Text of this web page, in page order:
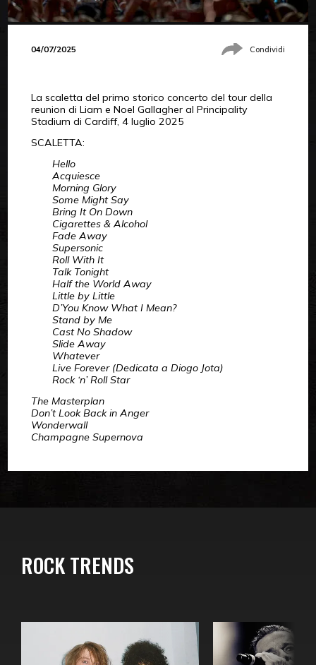
04/07/2025 Condividi
La scaletta del primo storico concerto del tour della
reunion di Liam e Noel Gallagher al Principality
Stadium di Cardiff, 4 luglio 2025
SCALETTA:
Hello
Acquiesce
Morning Glory
Some Might Say
Bring It On Down
Cigarettes & Alcohol
Fade Away
Supersonic
Roll With It
Talk Tonight
Half the World Away
Little by Little
D’You Know What I Mean?
Stand by Me
Cast No Shadow
Slide Away
Whatever
Live Forever (Dedicata a Diogo Jota)
Rock ‘n’ Roll Star
The Masterplan
Don’t Look Back in Anger
Wonderwall
Champagne Supernova
ROCK TRENDS